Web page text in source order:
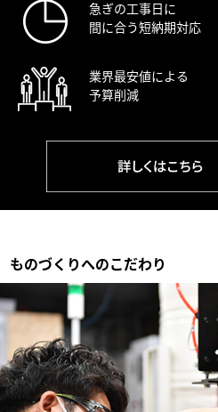
急ぎの工事日に
間に合う短納期対応
業界最安値による
予算削減
ものづくりへのこだわり